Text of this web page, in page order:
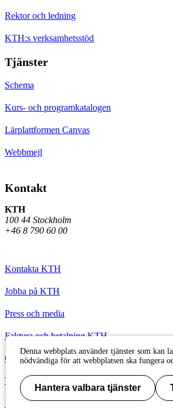
Rektor och ledning
KTH:s verksamhetsstöd
Tjänster
Schema
Kurs- och programkatalogen
Lärplattformen Canvas
Webbmejl
Kontakt
KTH
100 44 Stockholm
+46 8 790 60 00
Kontakta KTH
Jobba på KTH
Press och media
Faktura och betalning KTH
Om KTH:s webbplatser
Tillgänglighetsredogörelse
Denna webbplats använder tjänster som kan
nödvändiga för att webbplatsen ska fungera
Hantera valbara tjänster